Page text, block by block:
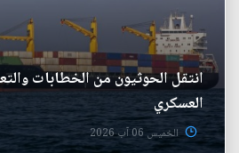
انتقل الحوثيون من الخطابات
العسكري
الخميس 06 آب 2026